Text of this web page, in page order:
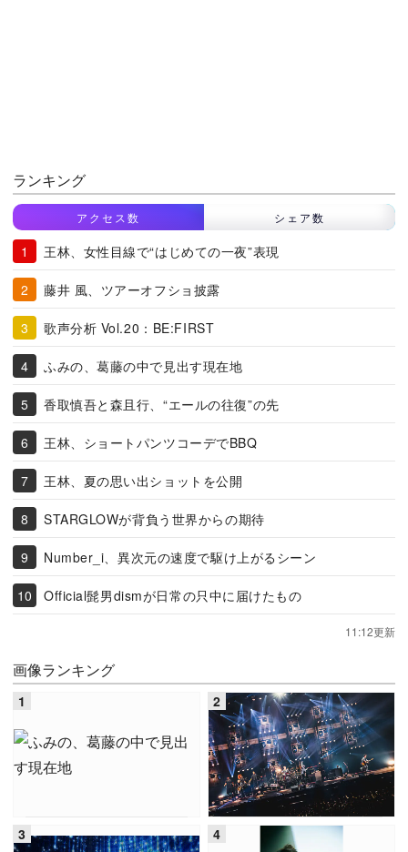
ランキング
アクセス数 シェア数
王林、女性目線で“はじめての一夜”表現
藤井 風、ツアーオフショ披露
歌声分析 Vol.20：BE:FIRST
ふみの、葛藤の中で見出す現在地
香取慎吾と森且行、“エールの往復”の先
王林、ショートパンツコーデでBBQ
王林、夏の思い出ショットを公開
STARGLOWが背負う世界からの期待
Number_i、異次元の速度で駆け上がるシーン
Official髭男dismが日常の只中に届けたもの
11:12更新
画像ランキング